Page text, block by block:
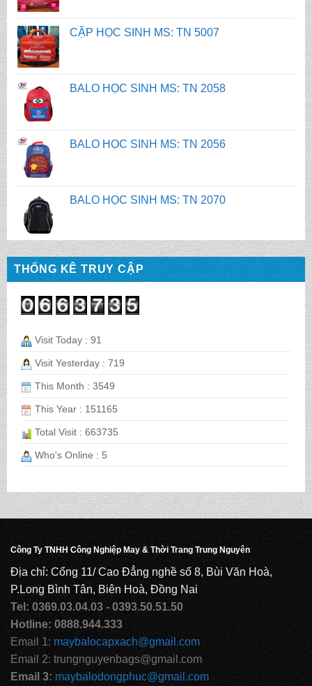
BALO HỌC SINH MS: TN 2058
BALO HỌC SINH MS: TN 2068
CẶP HỌC SINH MS: TN 5016
CẶP HỌC SINH MS: TN 5015
CẶP HỌC SINH MS: TN 5014
CẶP HỌC SINH MS: TN 5012
THỐNG KÊ TRUY CẬP
Visit Today : 91
Visit Yesterday : 719
This Month : 3549
This Year : 151165
Total Visit : 663735
Who's Online : 5
Công Ty TNHH Công Nghiệp May & Thời Trang Trung Nguyên
Địa chỉ: Cổng 11/ Cao Đẳng nghề số 8, Bùi Văn Hoà,
P.Long Bình Tân, Biên Hoà, Đồng Nai
Tel: 0369.03.04.03 - 0393.50.51.50
Hotline: 0888.944.333
Email 1: maybalocapxach@gmail.com
Email 2: trungnguyenbags@gmail.com
Email 3: maybalodongphuc@gmail.com